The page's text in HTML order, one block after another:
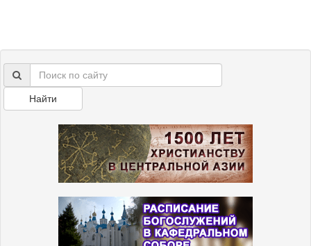
Найти